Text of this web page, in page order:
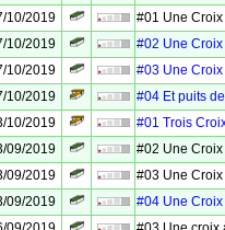
10/2019
#01 Une Croix
10/2019
#02 Une Croix
10/2019
#03 Une Croix
10/2019
#04 Et puits
10/2019
#01 Trois
09/2019
#02 Une
09/2019
#03 Une
09/2019
#04 Une